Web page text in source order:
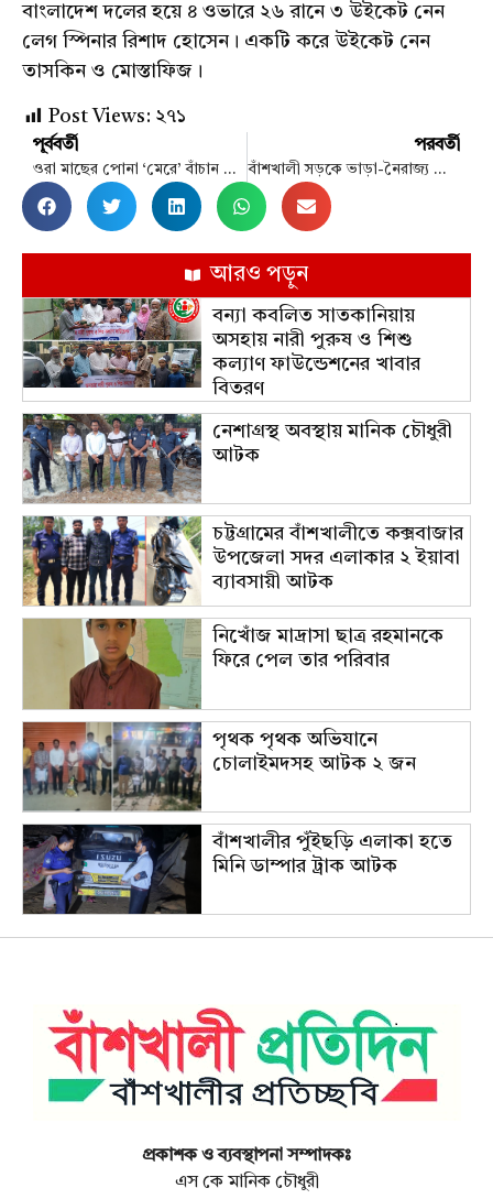
বাংলাদেশ দলের হয়ে ৪ ওভারে ২৬ রানে ৩ উইকেট নেন
লেগ স্পিনার রিশাদ হোসেন। একটি করে উইকেট নেন
তাসকিন ও মোস্তাফিজ।
Post Views: ২৭১
পূর্ববর্তী
ওরা মাছের পোনা ‘মেরে’ বাঁচান নিজের জীবন
পরবর্তী
বাঁশখালী সড়কে ভাড়া-নৈরাজ্য দেখার কি কেউ নেই
আরও পড়ুন
বন্যা কবলিত সাতকানিয়ায়
অসহায় নারী পুরুষ ও শিশু
কল্যাণ ফাউন্ডেশনের খাবার
বিতরণ
নেশাগ্রস্থ অবস্থায় মানিক চৌধুরী
আটক
চট্টগ্রামের বাঁশখালীতে কক্সবাজার
উপজেলা সদর এলাকার ২ ইয়াবা
ব্যাবসায়ী আটক
নিখোঁজ মাদ্রাসা ছাত্র রহমানকে
ফিরে পেল তার পরিবার
পৃথক পৃথক অভিযানে
চোলাইমদসহ আটক ২ জন
বাঁশখালীর পুঁইছড়ি এলাকা হতে
মিনি ডাম্পার ট্রাক আটক
প্রকাশক ও ব্যবস্থাপনা সম্পাদকঃ
এস কে মানিক চৌধুরী